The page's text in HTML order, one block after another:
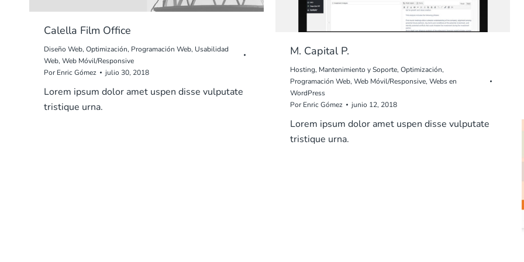
Calella Film Office
Diseño Web, Optimización, Programación Web, Usabilidad
Web, Web Móvil/Responsive
PorEnric Gómez julio 30, 2018
Lorem ipsum dolor amet uspen disse vulputate
tristique urna.
M. Capital P.
Hosting, Mantenimiento y Soporte, Optimización,
Programación Web, Web Móvil/Responsive, Webs en
WordPress
PorEnric Gómez junio 12, 2018
Lorem ipsum dolor amet uspen disse vulputate
tristique urna.